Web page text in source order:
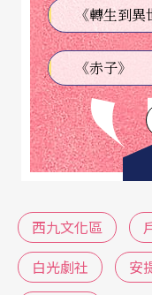
離的演繹，讓觀
事實上，導演在
策略．而是透過
希臘悲劇的表演
演員成了演出的
戰，劇中男性角
演員在聲音和形體
心的權力鬥爭，在
的對立可能，而女
《赤子》
西九文化區
白光劇社
安